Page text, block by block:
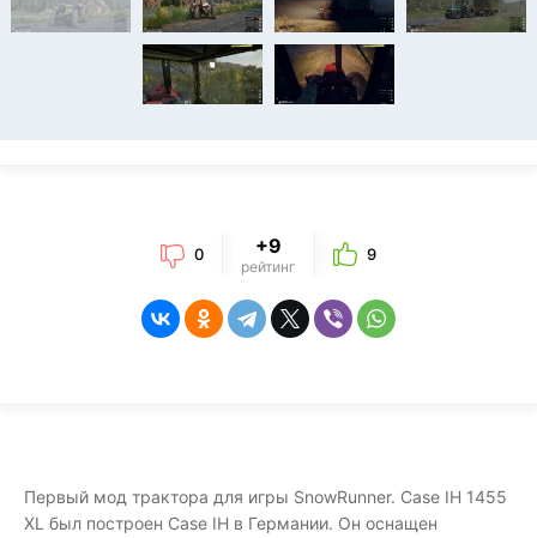
0 +9
рейтинг
9
Первый мод трактора для игры SnowRunner. Case IH 1455
XL был построен Case IH в Германии. Он оснащен